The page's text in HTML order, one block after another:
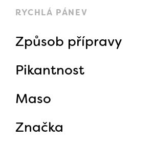
RYCHLÁ PÁNEV
Způsob přípravy
Pikantnost
Maso
Značka